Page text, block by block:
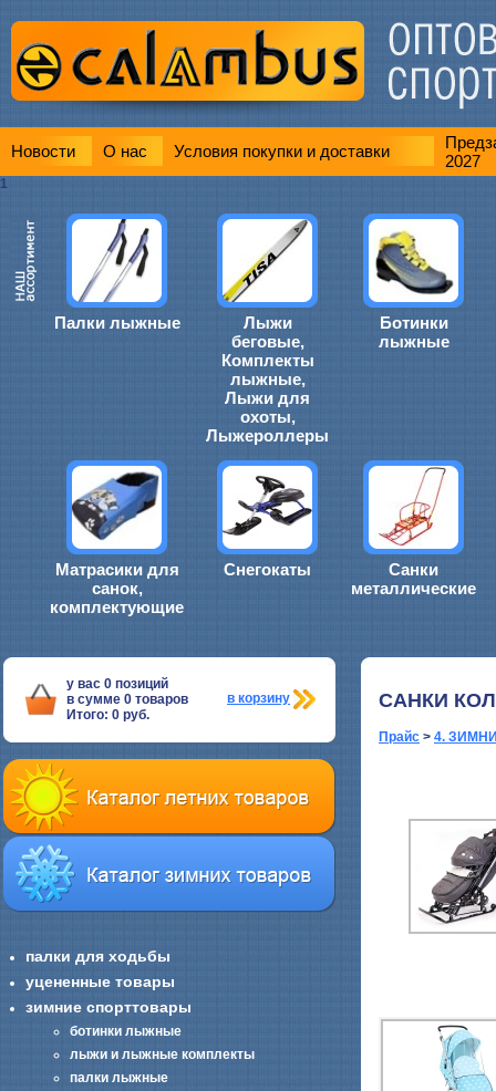
Новости О нас Условия покупки и доставки
2027
1
Палки лыжные
Лыжи
беговые,
Комплекты
лыжные,
Лыжи для
охоты,
Лыжероллеры
Ботинки
лыжные
Матрасики для
санок,
комплектующие
Снегокаты
Санки
металлические
у вас 0 позиций
в сумме 0 товаров
Итого: 0 руб.
в корзину
палки для ходьбы
уцененные товары
зимние спорттовары
ботинки лыжные
лыжи и лыжные комплекты
палки лыжные
САНКИ
Прайс > 4.